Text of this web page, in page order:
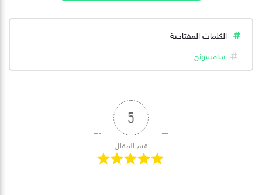
الكلمات المفتاحية
سامسونج
5
قيم المقال